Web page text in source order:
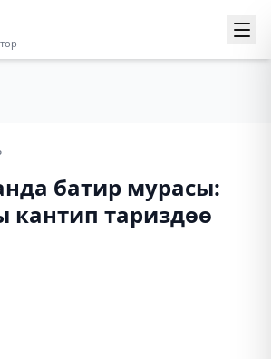
батир мурасы:
кантип тариздөө